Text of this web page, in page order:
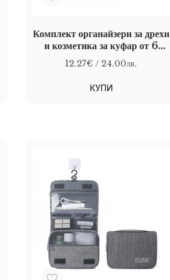
Комплект органайзери за дрехи
и козметика за куфар от 6
части, Черен
12.27€ / 24.00лв.
КУПИ